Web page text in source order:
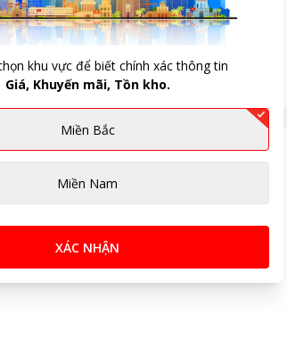
khu vực để biết chính xác thông tin
Giá, Khuyến mãi, Tồn kho.
Miền Bắc
Miền Nam
XÁC NHẬN